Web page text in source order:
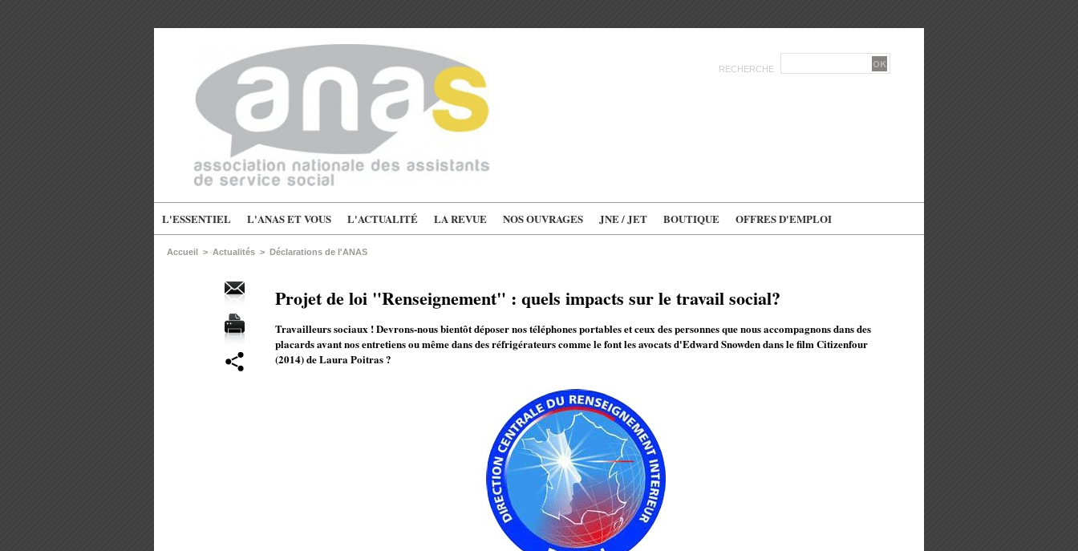
RECHERCHE
L'ESSENTIEL L'ANAS ET VOUS L'ACTUALITÉ LA REVUE NOS OUVRAGES JNE / JET BOUTIQUE OFFRES D'EMPLOI
Accueil > Actualités > Déclarations de l'ANAS
Projet de loi "Renseignement" : quels impacts sur le travail social?
Travailleurs sociaux ! Devrons-nous bientôt déposer nos téléphones portables et ceux des personnes que nous accompagnons dans des
placards avant nos entretiens ou même dans des réfrigérateurs comme le font les avocats d'Edward Snowden dans le film Citizenfour
(2014) de Laura Poitras ?